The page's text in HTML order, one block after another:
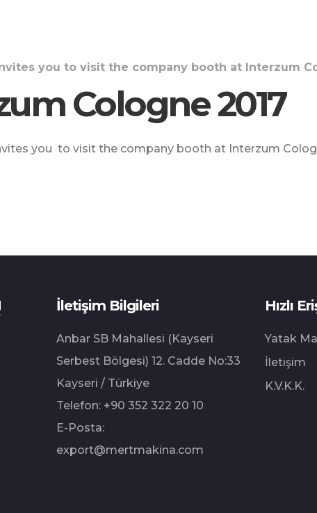
you to visit the company booth at Interzum
Cologne 2017
you to visit the company booth at Interzum
İletişim Bilgileri
Anbar SB Mahallesi (Kayseri
Serbest Bölgesi) 12.⁠ ⁠Cadde No:33
Kayseri / Türkiye
Telefon: +90 352 322 20 10
E-Posta:
export@mertmakina.com
Hızlı
Yatak
İletişim
K.V.K.K.